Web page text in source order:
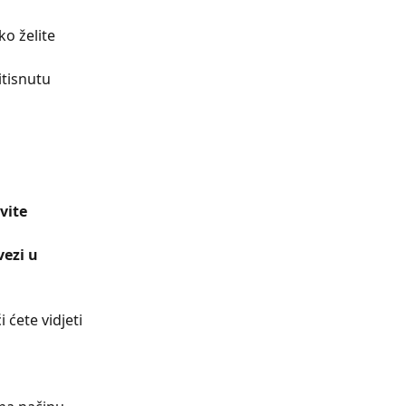
želite
u
ćete vidjeti